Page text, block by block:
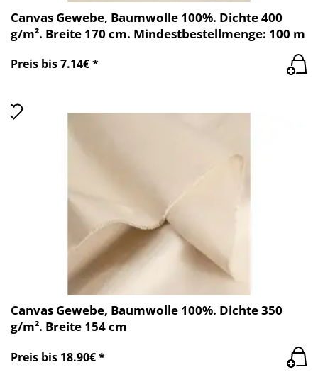
Canvas Gewebe, Baumwolle 100%. Dichte 400
g/m². Breite 170 cm. Mindestbestellmenge: 100 m
Preis bis 7.14€ *
Canvas Gewebe, Baumwolle 100%. Dichte 350
g/m². Breite 154 cm
Preis bis 18.90€ *